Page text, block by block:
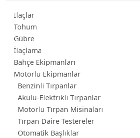
İlaçlar
Tohum
Gübre
İlaçlama
Bahçe Ekipmanları
Motorlu Ekipmanlar
Benzinli Tırpanlar
Akülü-Elektrikli Tırpanlar
Motorlu Tırpan Misinaları
Tırpan Daire Testereler
Otomatik Başlıklar